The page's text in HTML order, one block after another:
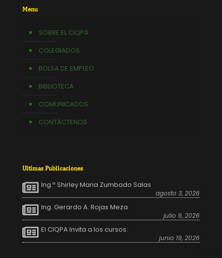
Menu
SOBRE EL CIQPA
COLEGIADOS
BOLSA DE EMPLEO
BIBLIOTECA
COMUNICADOS
CONTÁCTENOS
Ultimas Publicaciones
Ing.ª Shirley Maria Zumbado Salas
agosto 3, 2026
Ing. Gerardo A. Rojas Meza
julio 9, 2026
El CIQPA Invita a los cursos:
junio 19, 2026